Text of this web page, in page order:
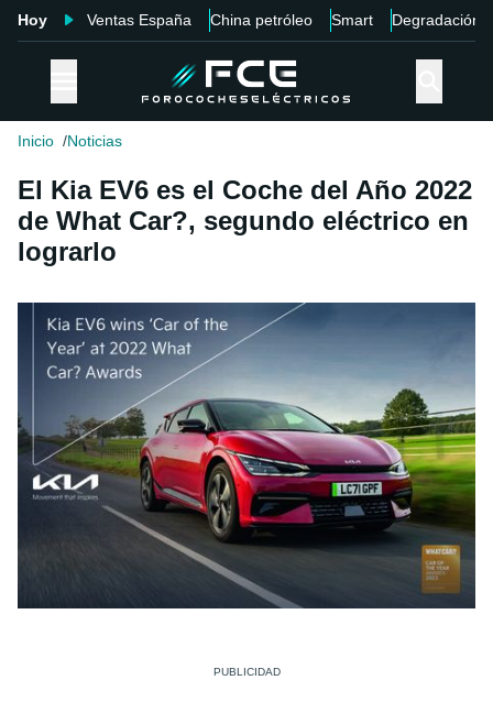
Hoy Ventas España China petróleo Smart Degradación
Inicio Noticias
El Kia EV6 es el Coche del Año 2022
de What Car?, segundo eléctrico en
lograrlo